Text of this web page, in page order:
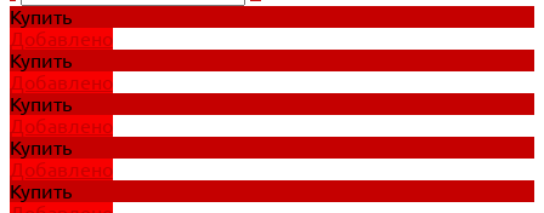
Купить
Добавлено
Купить
Добавлено
Купить
Добавлено
Купить
Добавлено
Купить